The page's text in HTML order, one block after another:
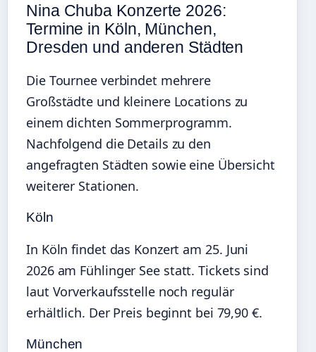
Nina Chuba Konzerte 2026:
Termine in Köln, München,
Dresden und anderen Städten
Die Tournee verbindet mehrere
Großstädte und kleinere Locations zu
einem dichten Sommerprogramm.
Nachfolgend die Details zu den
angefragten Städten sowie eine Übersicht
weiterer Stationen.
Köln
In Köln findet das Konzert am 25. Juni
2026am Fühlinger See statt. Tickets sind
laut Vorverkaufsstelle noch regulär
erhältlich. Der Preis beginnt bei 79,90 €.
München